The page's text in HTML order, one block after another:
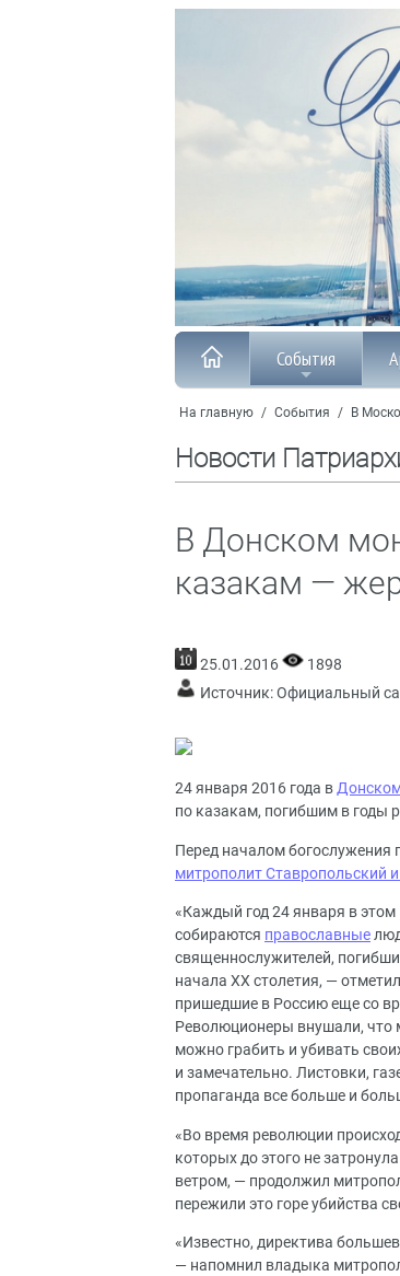
События
На главную / События / В
Новости
В Донском
казакам —
25.01.2016
1898
Источник:Официальный
24 января 2016 года в
по казакам, погибшим в годы
Перед началом богослужения
митрополит Ставропольский
«Каждый год 24 января в этом
собираются православные
священнослужителей,
начала ХХ столетия, —
пришедшие в Россию еще со
Революционеры внушали, что
можно грабить и убивать
и замечательно. Листовки,
пропаганда все больше и
«Во время революции
которых до этого не
ветром, — продолжил
пережили это горе убийства
«Известно, директива
— напомнил владыка